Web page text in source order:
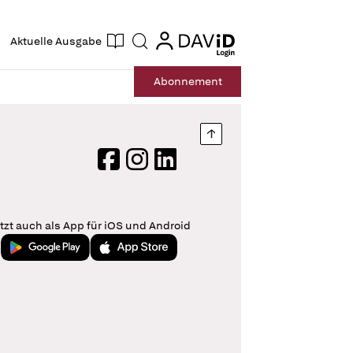
Aktuelle Ausgabe Suche login
login
Abonnement
Nach oben springen
FacebookInstagram
LinkedIn
auch als App für iOS und Android
Jetzt bei Google PlayLaden im App Store